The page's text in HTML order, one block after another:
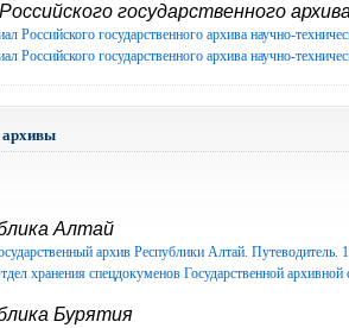
государственного
Российского государственного архива научно-
Российского государственного архива научно-
архивы
Алтай
архив Республики Алтай. Путеводитель.
хранения спецдокуменов Государственной
Бурятия